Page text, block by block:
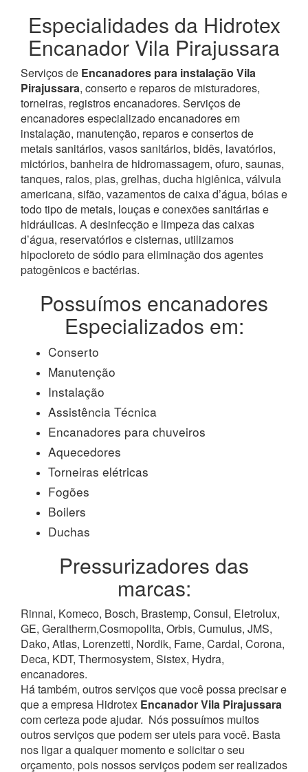
Especialidades da Hidrotex
Encanador Vila Pirajussara
Serviços de Encanadores para instalação Vila
Pirajussara, conserto e reparos de misturadores,
torneiras, registros encanadores. Serviços de
encanadores especializado encanadores em
instalação, manutenção, reparos e consertos de
metais sanitários, vasos sanitários, bidês, lavatórios,
mictórios, banheira de hidromassagem, ofuro, saunas,
tanques, ralos, pias, grelhas, ducha higiênica, válvula
americana, sifão, vazamentos de caixa d’água, bóias e
todo tipo de metais, louças e conexões sanitárias e
hidráulicas. A desinfecção e limpeza das caixas
d’água, reservatórios e cisternas, utilizamos
hipocloreto de sódio para eliminação dos agentes
patogênicos e bactérias.
Possuímos encanadores
Especializados em:
Conserto
Manutenção
Instalação
Assistência Técnica
Encanadores para chuveiros
Aquecedores
Torneiras elétricas
Fogões
Boilers
Duchas
Pressurizadores das
marcas:
Rinnai, Komeco, Bosch, Brastemp, Consul, Eletrolux,
GE, Geraltherm,Cosmopolita, Orbis, Cumulus, JMS,
Dako, Atlas, Lorenzetti, Nordik, Fame, Cardal, Corona,
Deca, KDT, Thermosystem, Sistex, Hydra,
encanadores.
Há também, outros serviços que você possa precisar e
que a empresa Hidrotex Encanador Vila Pirajussara
com certeza pode ajudar. Nós possuímos muitos
outros serviços que podem ser uteis para você. Basta
nos ligar a qualquer momento e solicitar o seu
orçamento, pois nossos serviços podem ser realizados